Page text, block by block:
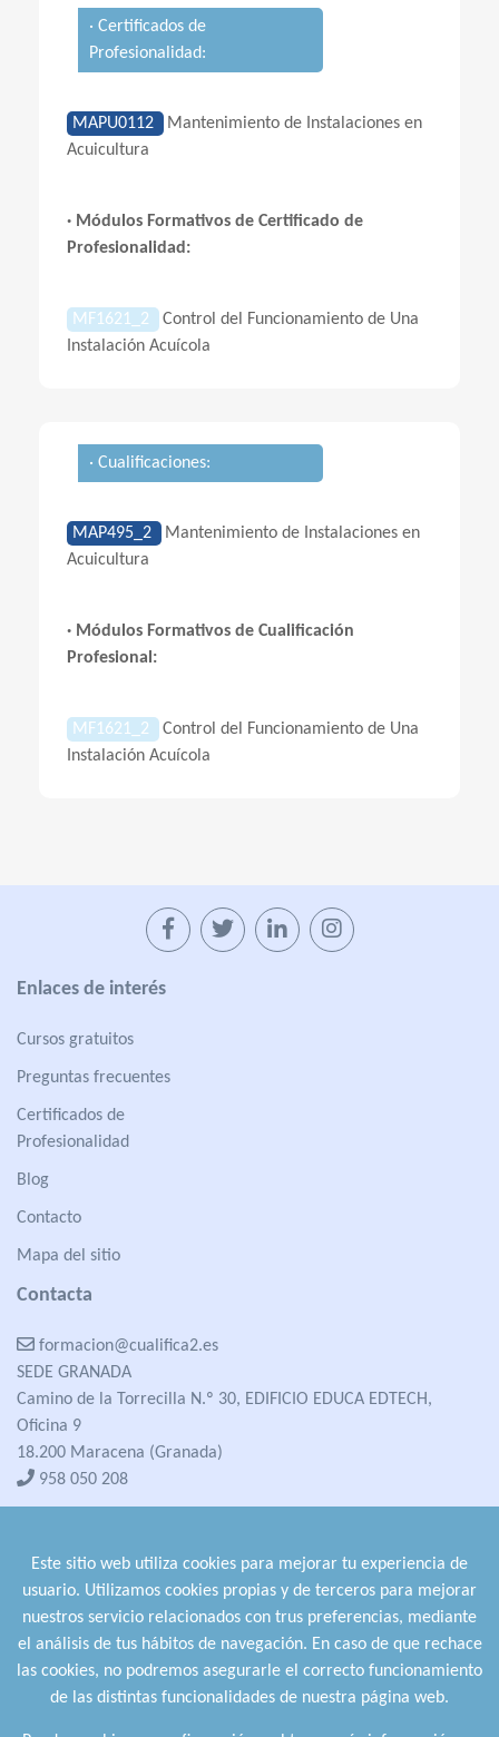
· Certificados de
Profesionalidad:
MAPU0112
Mantenimiento de Instalaciones en
Acuicultura
· Módulos Formativos de Certificado de
Profesionalidad:
MF1621_2
Control del Funcionamiento de Una
Instalación Acuícola
· Cualificaciones:
MAP495_2
Mantenimiento de Instalaciones en
Acuicultura
· Módulos Formativos de Cualificación
Profesional:
MF1621_2
Control del Funcionamiento de Una
Instalación Acuícola
Enlaces de interés
Cursos gratuitos
Preguntas frecuentes
Certificados de
Profesionalidad
Blog
Contacto
Mapa del sitio
Contacta
formacion@cualifica2.es
SEDE GRANADA
Camino de la Torrecilla N.º 30, EDIFICIO EDUCA EDTECH,
Oficina 9
18.200 Maracena (Granada)
958 050 208
958 991 970
Este sitio web utiliza cookies para mejorar tu experiencia de
usuario. Utilizamos cookies propias y de terceros para mejorar
nuestros servicio relacionados con trus preferencias, mediante
el análisis de tus hábitos de navegación. En caso de que rechace
las cookies, no podremos asegurarle el correcto funcionamiento
de las distintas funcionalidades de nuestra página web.